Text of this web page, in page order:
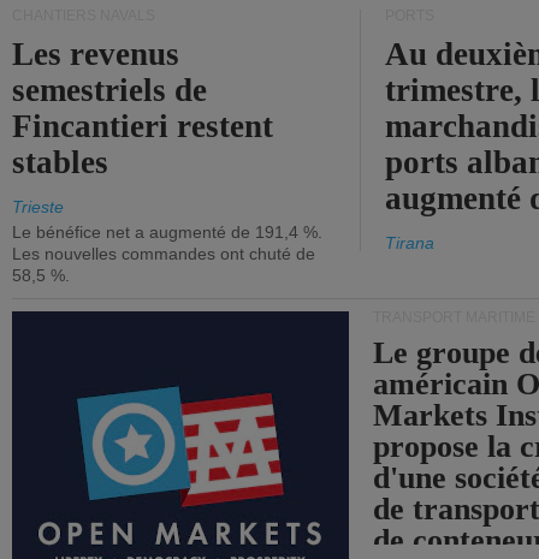
Les revenus
semestriels de
Fincantieri restent
stables
Trieste
Le bénéfice net a augmenté de 191,4 %.
Les nouvelles commandes ont chuté de
58,5 %.
Au
trimestre,
ports
augmenté
Tirana
Le groupe
américain
Markets
propose la
d'une
de
de